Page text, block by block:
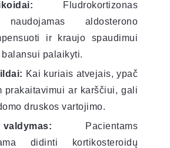
Fludrokortizonas
naudojamas aldosterono
ir kraujo spaudimui
palaikyti.
Kai kuriais atvejais, ypač
prakaitavimui ar karščiui, gali
druskos vartojimo.
Pacientams
didinti kortikosteroidų